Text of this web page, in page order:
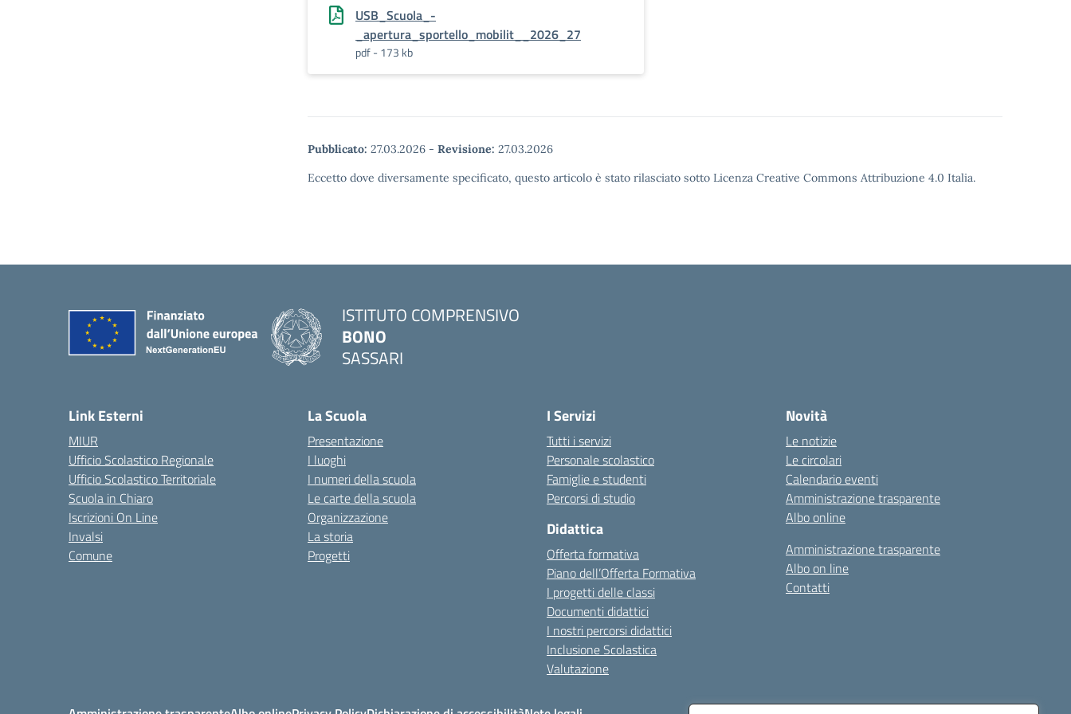
USB_Scuola_-
_apertura_sportello_mobilit__2026_27
pdf - 173 kb
Pubblicato: 27.03.2026 - Revisione: 27.03.2026
Eccetto dove diversamente specificato, questo articolo è stato rilasciato sotto Licenza Creative Commons Attribuzione 4.0 Italia.
ISTITUTO COMPRENSIVO
BONO
SASSARI
Link Esterni
MIUR
Ufficio Scolastico Regionale
Ufficio Scolastico Territoriale
Scuola in Chiaro
Iscrizioni On Line
Invalsi
Comune
La Scuola
Presentazione
I luoghi
I numeri della scuola
Le carte della scuola
Organizzazione
La storia
Progetti
I Servizi
Tutti i servizi
Personale scolastico
Famiglie e studenti
Percorsi di studio
Didattica
Offerta formativa
Piano dell’Offerta Formativa
I progetti delle classi
Documenti didattici
I nostri percorsi didattici
Inclusione Scolastica
Valutazione
Novità
Le notizie
Le circolari
Calendario eventi
Amministrazione trasparente
Albo online
Amministrazione trasparente
Albo on line
Contatti